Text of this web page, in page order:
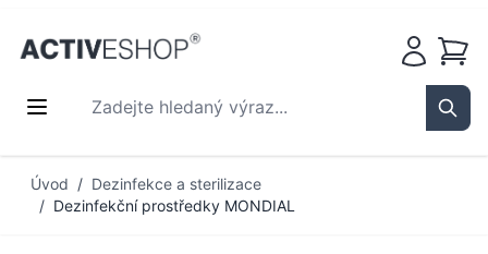
Zadejte hledaný výraz...
Košík
Úvod / Dezinfekce a sterilizace
/ Dezinfekční prostředky MONDIAL